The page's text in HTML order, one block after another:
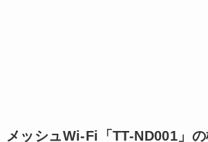
メッシュWi-Fi「TT-ND001」